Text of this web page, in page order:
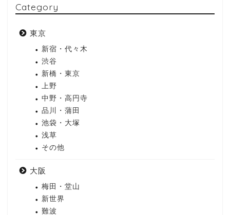
Category
東京
新宿・代々木
渋谷
新橋・東京
上野
中野・高円寺
品川・蒲田
池袋・大塚
浅草
その他
大阪
梅田・堂山
新世界
難波